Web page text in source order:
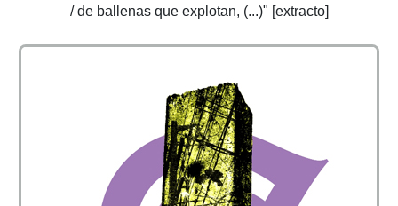
/ de ballenas que explotan, (...)" [extracto]